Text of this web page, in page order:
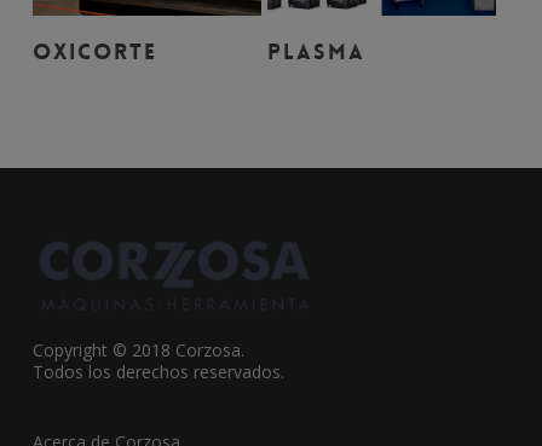
Leer Más
OXICORTE Leer Más
PLASMA
Copyright © 2018 Corzosa.
Todos los derechos reservados.